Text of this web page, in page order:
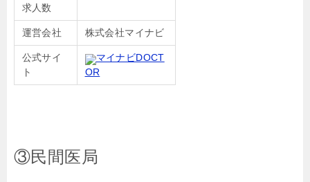
求人数
運営会社 株式会社マイナビ
公式サイ
ト
マイナビDOCT
OR
③民間医局